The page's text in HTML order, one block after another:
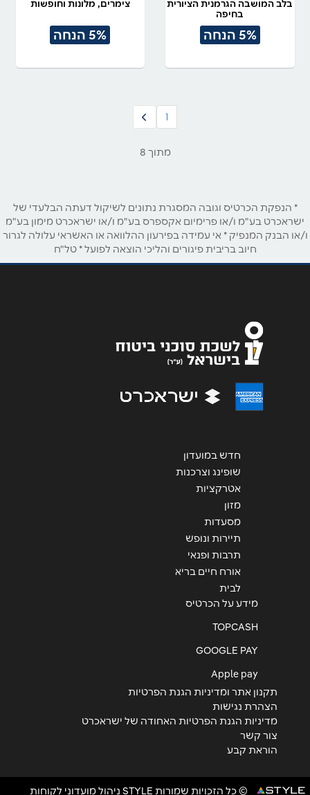
בלב המושבה הגרמנית הציורית
בחיפה
5% הנחה
צימרים, מלונות וחופשות
5% הנחה
1
מתוך 8
* הנפקת הכרטיס וגובה המסגרת נתונים לשיקול דעתה הבלעדי של
ישראכרט בע"מ ו/או פרימיום אקספרס בע"מ ו/או ישראכרט מימון בע"מ
ו/או הבנק המנפיק * אי עמידה בפירעון ההלוואה או האשראי עלולה לגרור
חיוב בריבית פיגורים והליכי הוצאה לפועל * טל"ח
חדש במועדון
שופינג וצרכנות
אטרקציות
מזון
מסעדות
תיירות ונופש
תרבות ופנאי
אורח חיים בריא
לבית
מידע על הכרטיס
TOPCASH
GOOGLE PAY
Apple pay
תקנון אתר ומדיניות הגנת הפרטיות
הצהרת נגישות
מדיניות הגנת הפרטיות האחודה של ישראכרט
צור קשר
הוראת קבע
© כל הזכויות שמורות STYLE ניהול מועדוני לקוחות